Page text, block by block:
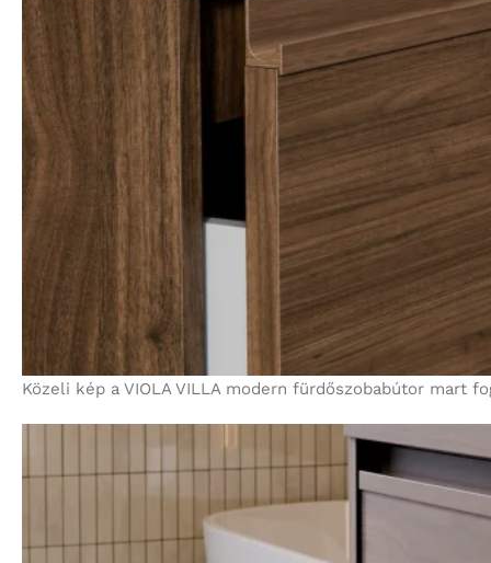
Közeli kép a VIOLA VILLA modern fürdőszobabútor mart